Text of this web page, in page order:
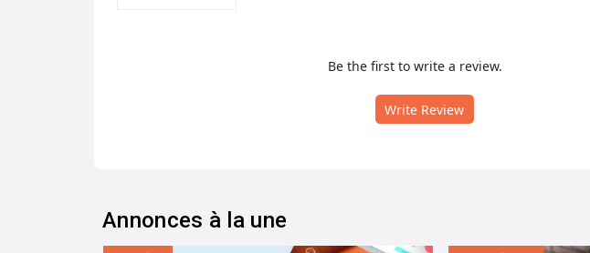
Be the first to write a review.
Write Review
Annonces à la une